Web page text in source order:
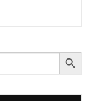
Search Button